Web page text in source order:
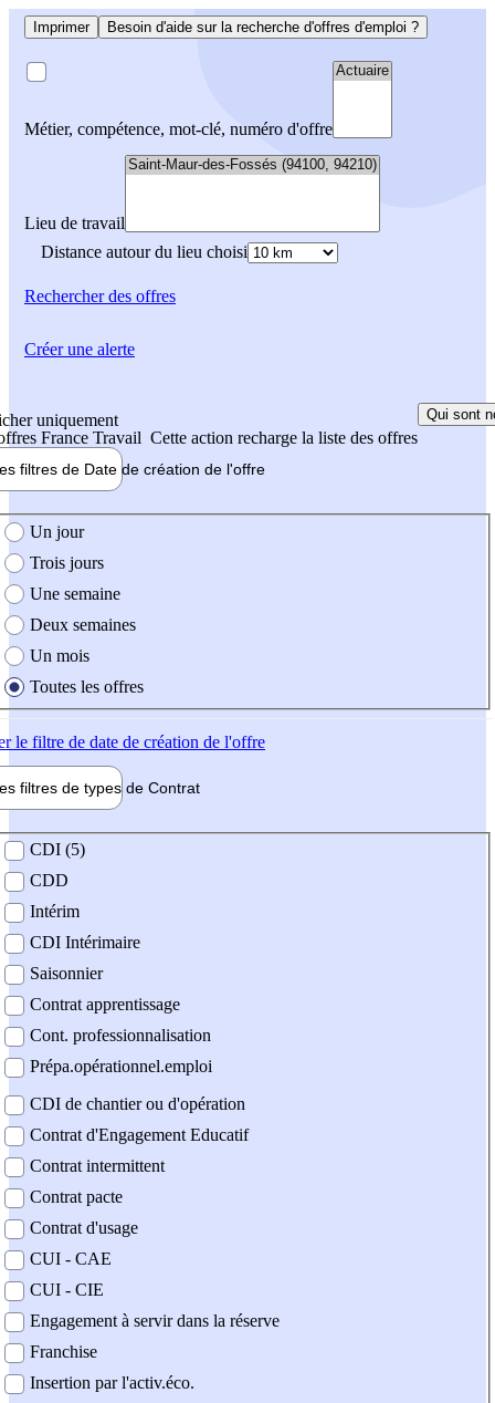
Imprimer Besoin d'aide sur la recherche d'offres d'emploi ?
Métier, compétence, mot-clé, numéro d'offre
Lieu de travail
Distance autour du lieu choisi
Rechercherdes offres
uniquement
France Travail Cette action recharge la liste des offres
Qui sont
filtres de Date de création de l'offre
création de l'offre
Un jour
Trois jours
Une semaine
Deux semaines
Un mois
Toutes les offres
le filtre de date de création de l'offre
filtres de types de Contrat
contrat
CDI (5)
CDD
Intérim
CDI Intérimaire
Saisonnier
Contrat apprentissage
Cont. professionnalisation
Prépa.opérationnel.emploi
CDI de chantier ou d'opération
Contrat d'Engagement Educatif
Contrat intermittent
Contrat pacte
Contrat d'usage
CUI - CAE
CUI - CIE
Engagement à servir dans la réserve
Franchise
Insertion par l'activ.éco.
Créer une alerte